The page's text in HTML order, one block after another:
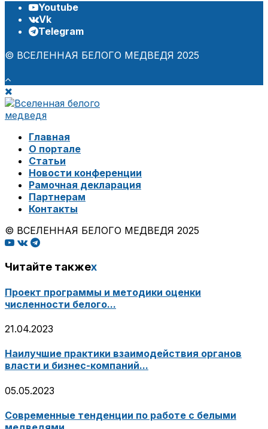
Youtube
Vk
Telegram
© ВСЕЛЕННАЯ БЕЛОГО МЕДВЕДЯ 2025
Главная
О портале
Статьи
Новости конференции
Рамочная декларация
Партнерам
Контакты
© ВСЕЛЕННАЯ БЕЛОГО МЕДВЕДЯ 2025
Читайте такжеx
Проект программы и методики оценки
численности белого...
21.04.2023
Наилучшие практики взаимодействия органов
власти и бизнес-компаний...
05.05.2023
Современные тенденции по работе с белыми